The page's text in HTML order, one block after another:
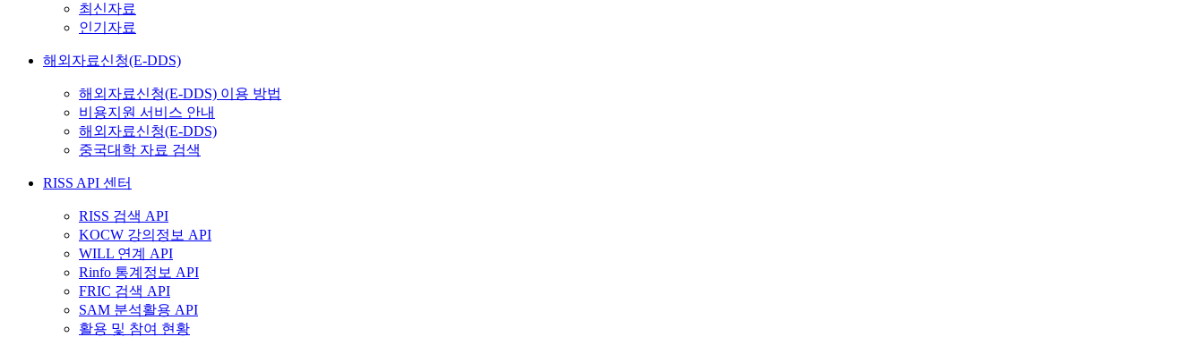
최신자료
인기자료
해외자료신청(E-DDS)
해외자료신청(E-DDS) 이용 방법
비용지원 서비스 안내
해외자료신청(E-DDS)
중국대학 자료 검색
RISS API 센터
RISS 검색 API
KOCW 강의정보 API
WILL 연계 API
Rinfo 통계정보 API
FRIC 검색 API
SAM 분석활용 API
활용 및 참여 현황